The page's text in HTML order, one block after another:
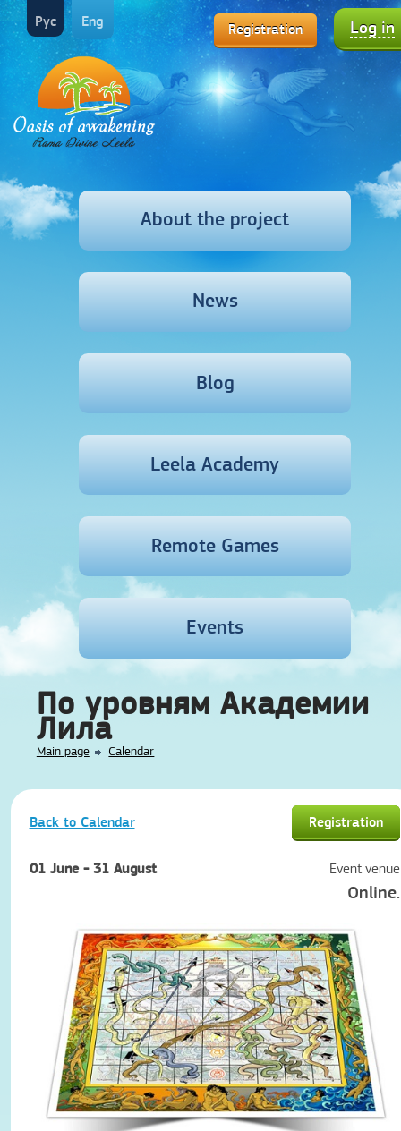
Registration Log in
Рус Eng
About the project
News
Blog
Leela Academy
Remote Games
Events
По уровням Академии
Лила
Main page Calendar
Back to Calendar Registration
01 June - 31 August Event venue
Online.